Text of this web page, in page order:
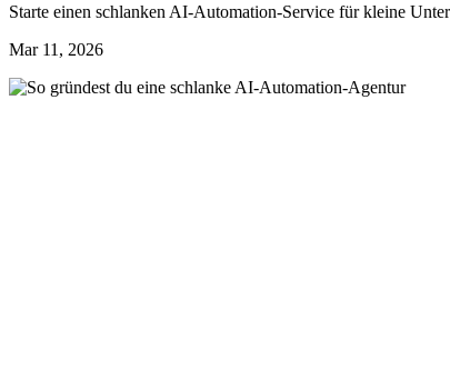
Starte einen schlanken AI-Automation-Service für kleine
Mar 11, 2026